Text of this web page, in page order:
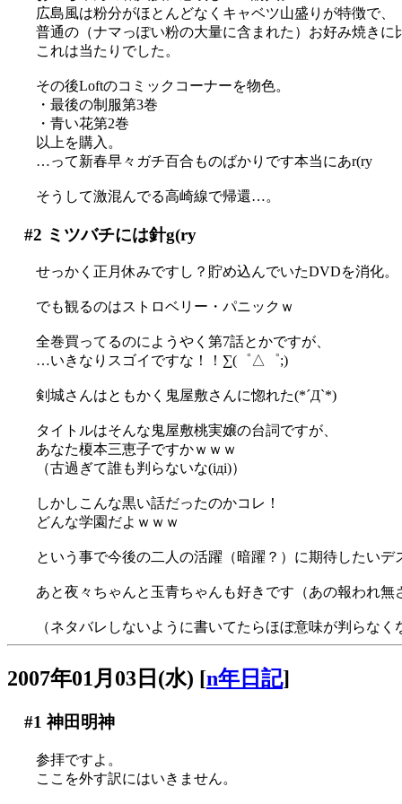
広島風は粉分がほとんどなくキャベツ山盛りが特徴で、
普通の（ナマっぽい粉の大量に含まれた）お好み焼きに
これは当たりでした。
その後Loftのコミックコーナーを物色。
・最後の制服第3巻
・青い花第2巻
以上を購入。
…って新春早々ガチ百合ものばかりです本当にあr(ry
そうして激混んでる高崎線で帰還…。
#2 ミツバチには針g(ry
せっかく正月休みですし？貯め込んでいたDVDを消化。
でも観るのはストロベリー・パニックｗ
全巻買ってるのにようやく第7話とかですが、
…いきなりスゴイですな！！∑(゜△゜;)
剣城さんはともかく鬼屋敷さんに惚れた(*´Д`*)
タイトルはそんな鬼屋敷桃実嬢の台詞ですが、
あなた榎本三恵子ですかｗｗｗ
（古過ぎて誰も判らないな(iдi)）
しかしこんな黒い話だったのかコレ！
どんな学園だよｗｗｗ
という事で今後の二人の活躍（暗躍？）に期待したいデ
あと夜々ちゃんと玉青ちゃんも好きです（あの報われ無
（ネタバレしないように書いてたらほぼ意味が判らなく
2007年01月03日(水) [n年日記]
#1 神田明神
参拝ですよ。
ここを外す訳にはいきません。